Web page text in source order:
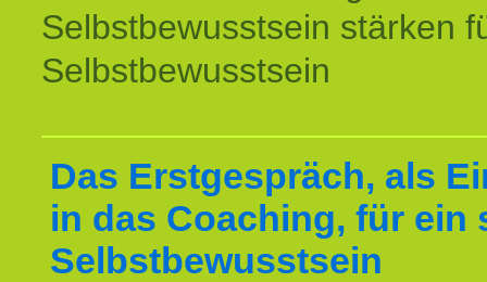
Selbstbewusstsein stärken
Selbstbewusstsein
Das Erstgespräch, als
in das Coaching, für ein
Selbstbewusstsein